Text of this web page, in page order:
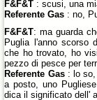
F&F&T : scusi, una
Referente Gas : no,
F&F&T: ma guarda
Puglia l'anno scorso
che ho trovato, ho
pezzo di pesce per
Referente Gas: lo so,
a posto, uno
dica il significato dell'